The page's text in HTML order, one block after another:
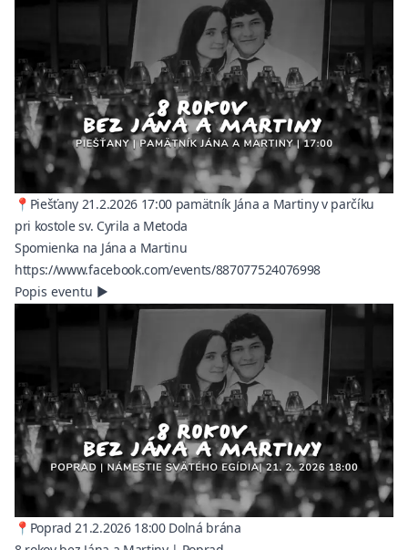
📍Piešťany 21.2.2026 17:00 pamätník Jána a Martiny v parčíku
pri kostole sv. Cyrila a Metoda
Spomienka na Jána a Martinu
https://www.facebook.com/events/887077524076998(opens in a
Popis eventu ▶
📍Poprad 21.2.2026 18:00 Dolná brána